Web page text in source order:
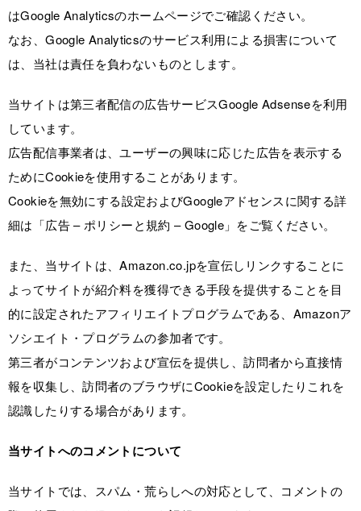
はGoogle Analyticsのホームページでご確認ください。
なお、Google Analyticsのサービス利用による損害について
は、当社は責任を負わないものとします。
当サイトは第三者配信の広告サービスGoogle Adsenseを利用
しています。
広告配信事業者は、ユーザーの興味に応じた広告を表示する
ためにCookieを使用することがあります。
Cookieを無効にする設定およびGoogleアドセンスに関する詳
細は「広告 – ポリシーと規約 – Google」をご覧ください。
また、当サイトは、Amazon.co.jpを宣伝しリンクすることに
よってサイトが紹介料を獲得できる手段を提供することを目
的に設定されたアフィリエイトプログラムである、Amazonア
ソシエイト・プログラムの参加者です。
第三者がコンテンツおよび宣伝を提供し、訪問者から直接情
報を収集し、訪問者のブラウザにCookieを設定したりこれを
認識したりする場合があります。
当サイトへのコメントについて
当サイトでは、スパム・荒らしへの対応として、コメントの